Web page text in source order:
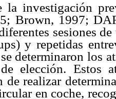
la investigación
Brown, 1997;
sesiones
y repetidas
determinaron los
elección.
realizar
en coche,